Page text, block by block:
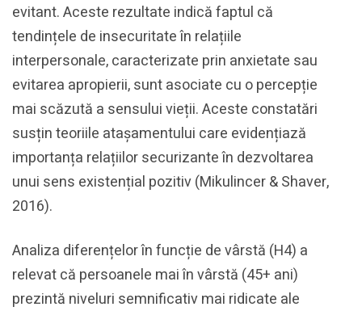
evitant. Aceste rezultate indică faptul că
tendințele de insecuritate în relațiile
interpersonale, caracterizate prin anxietate sau
evitarea apropierii, sunt asociate cu o percepție
mai scăzută a sensului vieții. Aceste constatări
susțin teoriile atașamentului care evidențiază
importanța relațiilor securizante în dezvoltarea
unui sens existențial pozitiv (Mikulincer & Shaver,
2016).
Analiza diferențelor în funcție de vârstă (H4) a
relevat că persoanele mai în vârstă (45+ ani)
prezintă niveluri semnificativ mai ridicate ale